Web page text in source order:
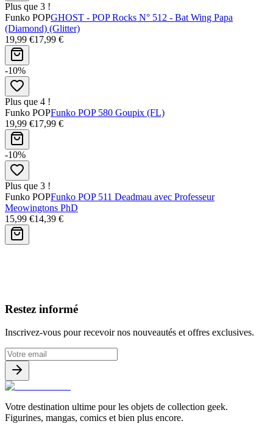
Plus que 3 !
Funko POPGHOST - POP Rocks N° 512 - Bat Wing Papa
(Diamond) (Glitter)
19,99 €17,99 €
-10%
Plus que 4 !
Funko POPFunko POP 580 Goupix (FL)
19,99 €17,99 €
-10%
Plus que 3 !
Funko POPFunko POP 511 Deadmau avec Professeur
Meowingtons PhD
15,99 €14,39 €
Restez informé
Inscrivez-vous pour recevoir nos nouveautés et offres exclusives.
Votre destination ultime pour les objets de collection geek.
Figurines, mangas, comics et bien plus encore.